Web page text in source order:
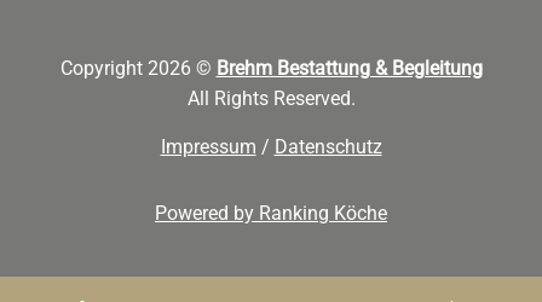
Copyright 2026 © Brehm Bestattung & Begleitung
All Rights Reserved.
Impressum / Datenschutz
Powered by Ranking Köche